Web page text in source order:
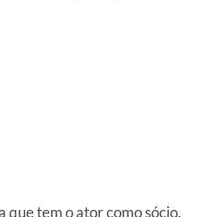
que tem o ator como sócio.